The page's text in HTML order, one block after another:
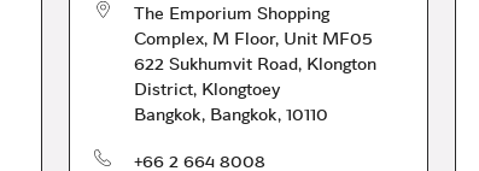
The Emporium Shopping
Complex, M Floor, Unit MF05
622 Sukhumvit Road, Klongton
District, Klongtoey
Bangkok, Bangkok, 10110
电话号码+66 2 664 8008